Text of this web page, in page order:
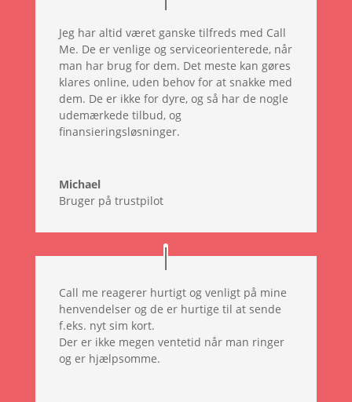
Jeg har altid været ganske tilfreds med Call
Me. De er venlige og serviceorienterede, når
man har brug for dem. Det meste kan gøres
klares online, uden behov for at snakke med
dem. De er ikke for dyre, og så har de nogle
udemærkede tilbud, og
finansieringsløsninger.
Michael
Bruger på trustpilot
Call me reagerer hurtigt og venligt på mine
henvendelser og de er hurtige til at sende
f.eks. nyt sim kort.
Der er ikke megen ventetid når man ringer
og er hjælpsomme.